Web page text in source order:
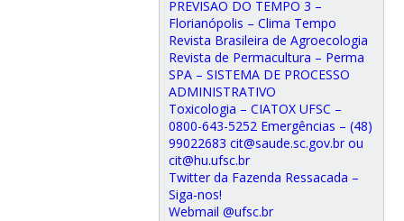
PREVISÃO DO TEMPO 3 –
Florianópolis – Clima Tempo
Revista Brasileira de Agroecologia
Revista de Permacultura – Perma
SPA – SISTEMA DE PROCESSO
ADMINISTRATIVO
Toxicologia – CIATOX UFSC –
0800-643-5252 Emergências – (48)
99022683 cit@saude.sc.gov.br ou
cit@hu.ufsc.br
Twitter da Fazenda Ressacada –
Siga-nos!
Webmail @ufsc.br